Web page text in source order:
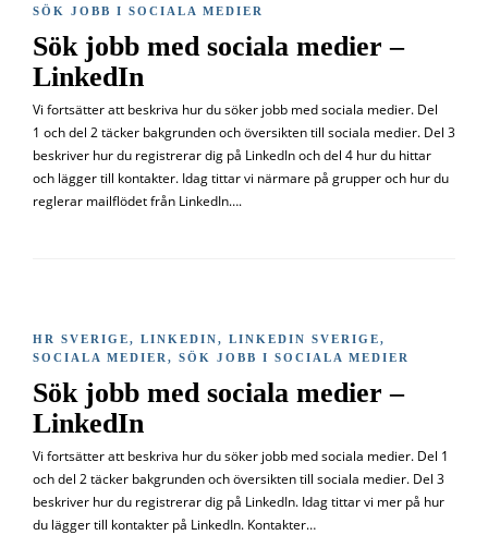
SÖK JOBB I SOCIALA MEDIER
Sök jobb med sociala medier –
LinkedIn
Vi fortsätter att beskriva hur du söker jobb med sociala medier. Del
1 och del 2 täcker bakgrunden och översikten till sociala medier. Del 3
beskriver hur du registrerar dig på LinkedIn och del 4 hur du hittar
och lägger till kontakter. Idag tittar vi närmare på grupper och hur du
reglerar mailflödet från LinkedIn….
HR SVERIGE, LINKEDIN, LINKEDIN SVERIGE,
SOCIALA MEDIER , SÖK JOBB I SOCIALA MEDIER
Sök jobb med sociala medier –
LinkedIn
Vi fortsätter att beskriva hur du söker jobb med sociala medier. Del 1
och del 2 täcker bakgrunden och översikten till sociala medier. Del 3
beskriver hur du registrerar dig på LinkedIn. Idag tittar vi mer på hur
du lägger till kontakter på LinkedIn. Kontakter…